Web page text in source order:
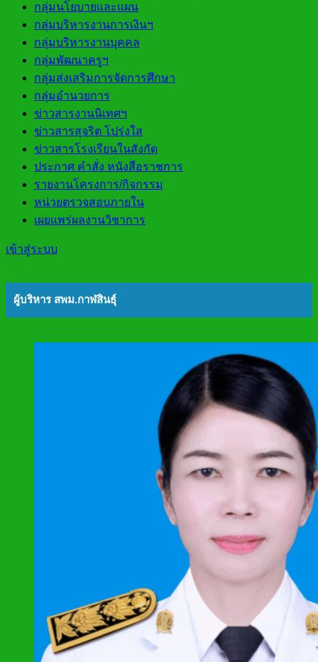
กลุ่มนโยบายและแผน
กลุ่มบริหารงานการเงินฯ
กลุ่มบริหารงานบุคคล
กลุ่มพัฒนาครูฯ
กลุ่มส่งเสริมการจัดการศึกษา
กลุ่มอำนวยการ
ข่าวสารงานนิเทศฯ
ข่าวสารสุจริต โปร่งใส
ข่าวสารโรงเรียนในสังกัด
ประกาศ คำสั่ง หนังสือราชการ
รายงานโครงการ/กิจกรรม
หน่วยตรวจสอบภายใน
เผยแพร่ผลงานวิชาการ
เข้าสู่ระบบ
ผู้บริหาร สพม.กาฬสินธุ์